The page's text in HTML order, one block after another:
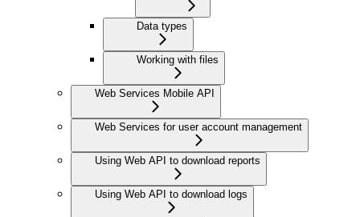
Data types
Working with files
Web Services Mobile API
Web Services for user account management
Using Web API to download reports
Using Web API to download logs